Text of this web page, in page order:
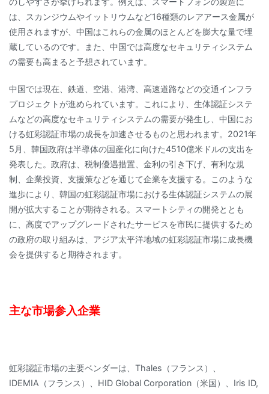
は、スカンジウムやイットリウムなど16種類のレアアース金属が
使用されますが、中国はこれらの金属のほとんどを膨大な量で埋
蔵しているのです。また、中国では高度なセキュリティシステム
の需要も高まると予想されています。
中国では現在、鉄道、空港、港湾、高速道路などの交通インフラ
プロジェクトが進められています。これにより、生体認証システ
ムなどの高度なセキュリティシステムの需要が発生し、中国にお
ける虹彩認証市場の成長を加速させるものと思われます。2021年
5月、韓国政府は半導体の国産化に向けた4510億米ドルの支出を
発表した。政府は、税制優遇措置、金利の引き下げ、有利な規
制、企業投資、支援策などを通じて企業を支援する。このような
進歩により、韓国の虹彩認証市場における生体認証システムの展
開が拡大することが期待される。スマートシティの開発ととも
に、高度でアップグレードされたサービスを市民に提供するため
の政府の取り組みは、アジア太平洋地域の虹彩認証市場に成長機
会を提供すると期待されます。
主な市場参入企業
虹彩認証市場の主要ベンダーは、Thales（フランス）、
IDEMIA（フランス）、HID Global Corporation（米国）、Iris ID,